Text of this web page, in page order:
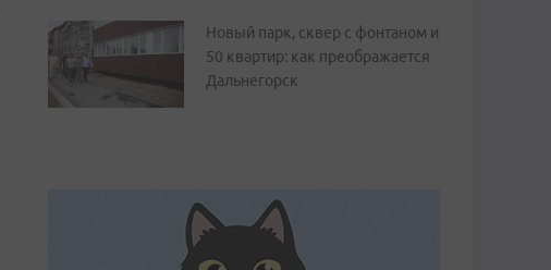
Новый парк, сквер с фонтаном и
50 квартир: как преображается
Дальнегорск